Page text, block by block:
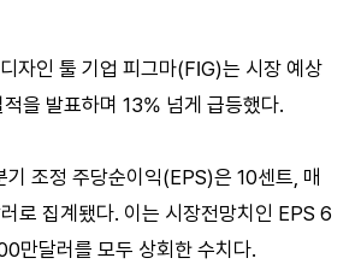
자인 툴 기업 피그마(FIG)는 시장 예상
을 발표하며 13% 넘게 급등했다.
기 조정 주당순이익(EPS)은 10센트, 매
로 집계됐다. 이는 시장전망치인 EPS 6
만달러를 모두 상회한 수치다.